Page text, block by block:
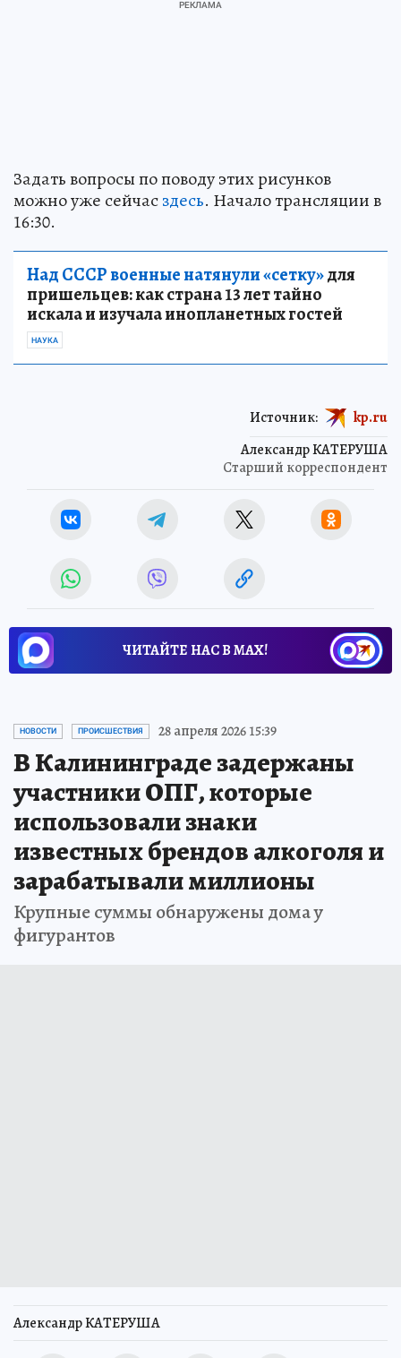
Задать вопросы по поводу этих рисунков
можно уже сейчасздесь. Начало трансляции в
16:30.
Над СССР военные натянули «сетку»для
пришельцев: как страна 13 лет тайно
искала и изучала инопланетных гостей
НАУКА
Александр КАТЕРУША
Старший корреспондент
Источник: kp.ru
ЧИТАЙТЕ НАС В МАХ!
НОВОСТИ ПРОИСШЕСТВИЯ 28 апреля 2026 15:39
В Калининграде задержаны
участники ОПГ, которые
использовали знаки
известных брендов алкоголя и
зарабатывали миллионы
Крупные суммы обнаружены дома у
фигурантов
Александр КАТЕРУША